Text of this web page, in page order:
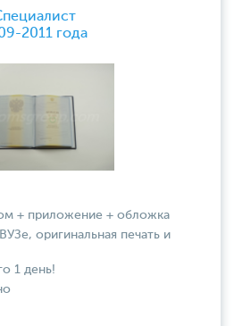
2011 года
+ приложение + обложка
оригинальная печать и
1 день!